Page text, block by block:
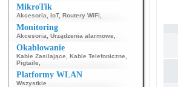
MikroTik
Akcesoria IoT, Routery WiFi
Monitoring
Akcesoria Urządzenia alarmowe
Okablowanie
Kable Zasilające Kable Telefoniczne
Pigtaile
Platformy WLAN
Wszystkie